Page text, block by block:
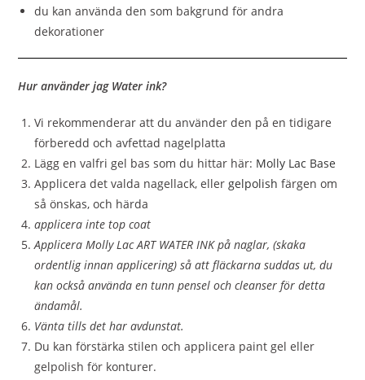
du kan använda den som bakgrund för andra
dekorationer
Hur använder jag Water ink?
Vi rekommenderar att du använder den på en tidigare
förberedd och avfettad nagelplatta
Lägg en valfri gel bas som du hittar här: Molly Lac Base
Applicera det valda nagellack, ellergelpolish färgen om
så önskas, och härda
applicera inte top coat
Applicera Molly Lac ART WATER INK på naglar, (skaka
ordentlig innan applicering) så att fläckarna suddas ut, du
kan också använda en tunn pensel och cleanser för detta
ändamål.
Vänta tills det har avdunstat.
Du kan förstärka stilen och applicera paint gel eller
gelpolish för konturer.